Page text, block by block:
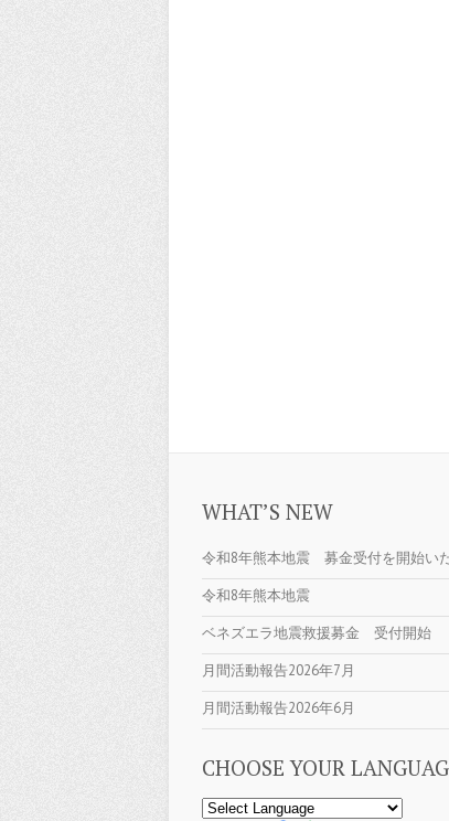
WHAT’S NEW
令和8年熊本地震 募金受付を開始い
令和8年熊本地震
ベネズエラ地震救援募金 受付開始
月間活動報告2026年7月
月間活動報告2026年6月
CHOOSE YOUR